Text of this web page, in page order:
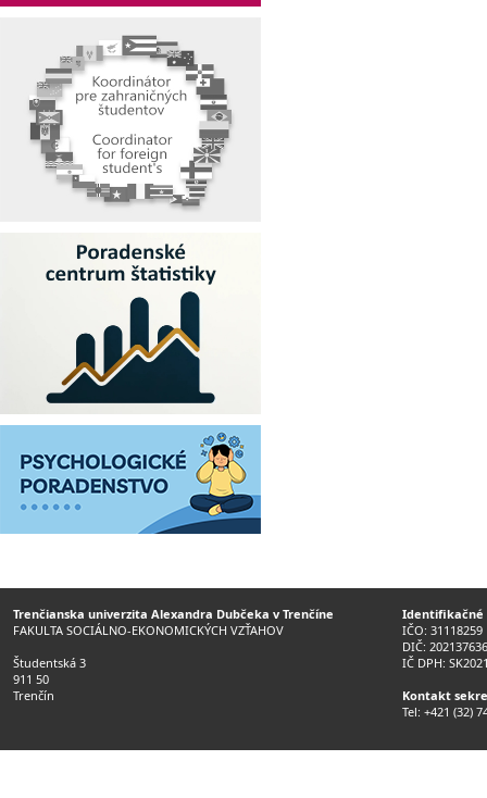
Trenčianska univerzita Alexandra Dubčeka v Trenčíne
FAKULTA SOCIÁLNO-EKONOMICKÝCH VZŤAHOV
Študentská 3
911 50
Trenčín
Identifikačné
IČO: 31118259
DIČ:
IČ DPH:
Kontakt
Tel: +421 (32)